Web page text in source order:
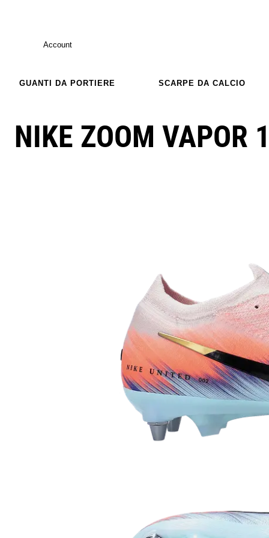
Account
GUANTI DA PORTIERE SCARPE DA CALCIO
NIKE ZOOM VAPOR